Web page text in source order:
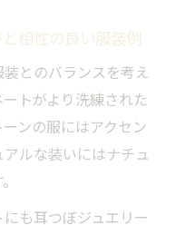
相性の良い服装例
とのバランスを考え
トがより洗練された
ンの服にはアクセン
ルな装いにはナチュ
も耳つぼジュエリー